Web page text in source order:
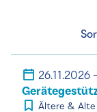
26.11.2026
Ältere & Alte